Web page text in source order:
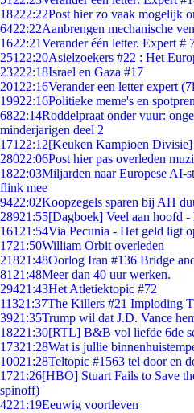
18222:22Post hier zo vaak mogelijk
6422:22Aanbrengen mechanische
1622:21Verander één letter. Expert #
251 22:20Asielzoekers #22 : Het
23222:18Israel en Gaza #17
201 22:16Verander een letter expert
19922:16Politieke meme's en
6822:14Roddelpraat onder vuur:
minderjarigen deel 2
171 22:12[Keuken Kampioen Divisie]
28022:06Post hier pas overleden
1822:03Miljarden naar Europese AI-
flink mee
9422:02Koopzegels sparen bij AH
28921:55[Dagboek] Veel aan hoofd -
161 21:54Via Pecunia - Het geld ligt
1721:50William Orbit overleden
21821:48Oorlog Iran #136 Bridge
81 21:48Meer dan 40 uur werken.
29421:43Het Atletiektopic #72
11321:37The Killers #21 Imploding
3921:35Trump wil dat J.D. Vance
18221:30[RTL] B&B vol liefde 6de
17321:28Wat is jullie
10021:28Teltopic #1563 tel door en
1721:26[HBO] Stuart Fails to Save
spinoff)
4221:19Eeuwig voortleven